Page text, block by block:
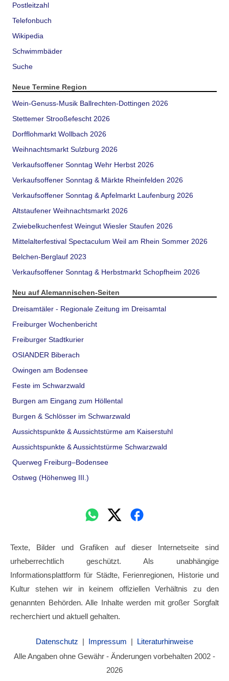
Postleitzahl
Telefonbuch
Wikipedia
Schwimmbäder
Suche
Neue Termine Region
Wein-Genuss-Musik Ballrechten-Dottingen 2026
Stettemer Strooßefescht 2026
Dorfflohmarkt Wollbach 2026
Weihnachtsmarkt Sulzburg 2026
Verkaufsoffener Sonntag Wehr Herbst 2026
Verkaufsoffener Sonntag & Märkte Rheinfelden 2026
Verkaufsoffener Sonntag & Apfelmarkt Laufenburg 2026
Altstaufener Weihnachtsmarkt 2026
Zwiebelkuchenfest Weingut Wiesler Staufen 2026
Mittelalterfestival Spectaculum Weil am Rhein Sommer 2026
Belchen-Berglauf 2023
Verkaufsoffener Sonntag & Herbstmarkt Schopfheim 2026
Neu auf Alemannischen-Seiten
Dreisamtäler - Regionale Zeitung im Dreisamtal
Freiburger Wochenbericht
Freiburger Stadtkurier
OSIANDER Biberach
Owingen am Bodensee
Feste im Schwarzwald
Burgen am Eingang zum Höllental
Burgen & Schlösser im Schwarzwald
Aussichtspunkte & Aussichtstürme am Kaiserstuhl
Aussichtspunkte & Aussichtstürme Schwarzwald
Querweg Freiburg–Bodensee
Ostweg (Höhenweg III.)
Texte, Bilder und Grafiken auf dieser Internetseite sind
urheberrechtlich geschützt. Als unabhängige
Informationsplattform für Städte, Ferienregionen, Historie und
Kultur stehen wir in keinem offiziellen Verhältnis zu den
genannten Behörden. Alle Inhalte werden mit großer Sorgfalt
recherchiert und aktuell gehalten.
Datenschutz | Impressum | Literaturhinweise
Alle Angaben ohne Gewähr - Änderungen vorbehalten 2002 -
2026